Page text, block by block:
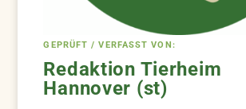
GEPRÜFT / VERFASST VON:
Redaktion Tierheim
Hannover (st)